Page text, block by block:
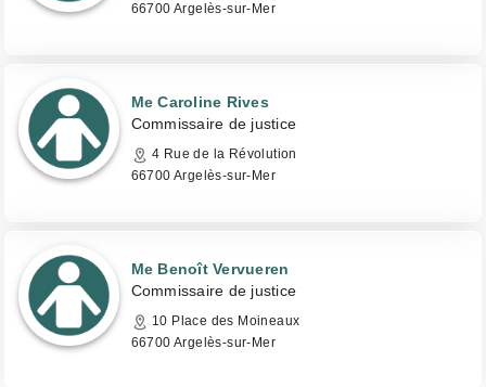
66700 Argelès-sur-Mer
Me Caroline Rives
Commissaire de justice
4 Rue de la Révolution
66700 Argelès-sur-Mer
Me Benoît Vervueren
Commissaire de justice
10 Place des Moineaux
66700 Argelès-sur-Mer